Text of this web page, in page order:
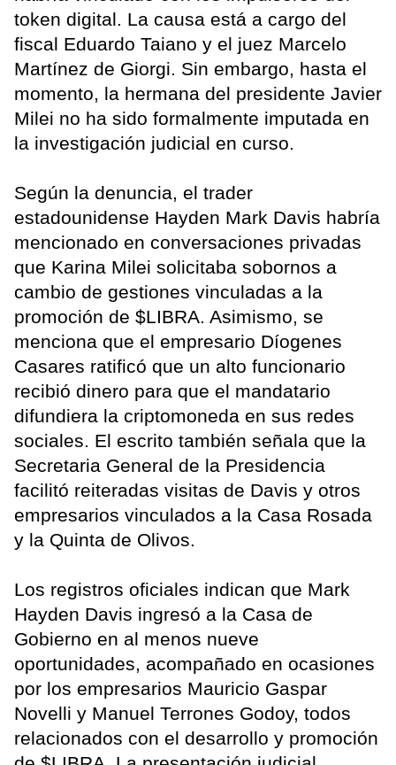
token digital. La causa está a cargo del
fiscal Eduardo Taiano y el juez Marcelo
Martínez de Giorgi. Sin embargo, hasta el
momento, la hermana del presidente Javier
Milei no ha sido formalmente imputada en
la investigación judicial en curso.
Según la denuncia, el trader
estadounidense Hayden Mark Davis habría
mencionado en conversaciones privadas
que Karina Milei solicitaba sobornos a
cambio de gestiones vinculadas a la
promoción de $LIBRA. Asimismo, se
menciona que el empresario Díogenes
Casares ratificó que un alto funcionario
recibió dinero para que el mandatario
difundiera la criptomoneda en sus redes
sociales. El escrito también señala que la
Secretaria General de la Presidencia
facilitó reiteradas visitas de Davis y otros
empresarios vinculados a la Casa Rosada
y la Quinta de Olivos.
Los registros oficiales indican que Mark
Hayden Davis ingresó a la Casa de
Gobierno en al menos nueve
oportunidades, acompañado en ocasiones
por los empresarios Mauricio Gaspar
Novelli y Manuel Terrones Godoy, todos
relacionados con el desarrollo y promoción